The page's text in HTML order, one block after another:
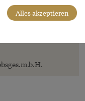
Alles akzeptieren